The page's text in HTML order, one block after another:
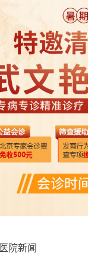
医院新闻